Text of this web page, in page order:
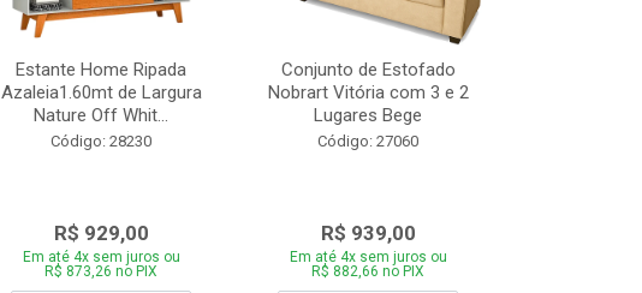
Estante Home Ripada
Azaleia1.60mt de Largura
Nature Off Whit...
Código: 28230
R$ 929,00
Em até 4x sem juros ou
R$ 873,26 no PIX
Conjunto de Estofado
Nobrart Vitória com 3 e 2
Lugares Bege
Código: 27060
R$ 939,00
Em até 4x sem juros ou
R$ 882,66 no PIX